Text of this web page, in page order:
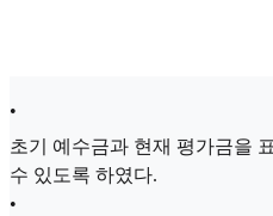
•
초기 예수금과 현재 평가금을
수 있도록 하였다.
•